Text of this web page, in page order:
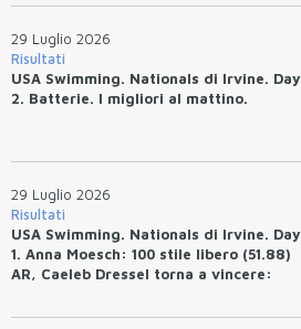
29 Luglio 2026
Risultati
USA Swimming. Nationals di Irvine. Day
2. Batterie. I migliori al mattino.
29 Luglio 2026
Risultati
USA Swimming. Nationals di Irvine. Day
1. Anna Moesch: 100 stile libero (51.88)
AR, Caeleb Dressel torna a vincere: